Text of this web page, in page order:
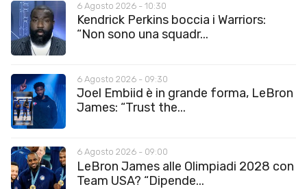
6 Agosto 2026 - 10:30
Kendrick Perkins boccia i Warriors:
“Non sono una squadr...
6 Agosto 2026 - 09:30
Joel Embiid è in grande forma, LeBron
James: “Trust the...
6 Agosto 2026 - 09:00
LeBron James alle Olimpiadi 2028 con
Team USA? “Dipende...